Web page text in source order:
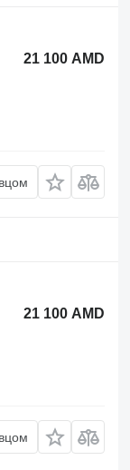
21 100 AMD
21 100 AMD